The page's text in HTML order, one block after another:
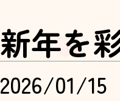
新年を
2026/01/15